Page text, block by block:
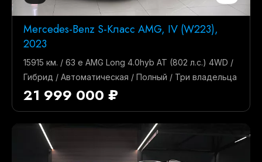
Mercedes-Benz S-Класс AMG, IV (W223),
2023
15915 км. / 63 e AMG Long 4.0hyb AT (802 л.с.) 4WD /
Гибрид / Автоматическая / Полный / Три владельца
21 999 000 ₽